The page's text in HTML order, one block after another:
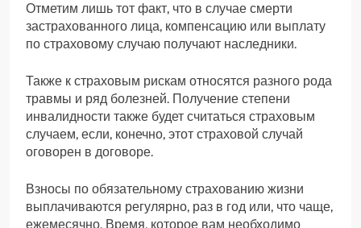
Отметим лишь тот факт, что в случае смерти
застрахованного лица, компенсацию или выплату
по страховому случаю получают наследники.
Также к страховым рискам относятся разного рода
травмы и ряд болезней. Получение степени
инвалидности также будет считаться страховым
случаем, если, конечно, этот страховой случай
оговорен в договоре.
Взносы по обязательному страхованию жизни
выплачиваются регулярно, раз в год или, что чаще,
ежемесячно. Время, которое вам необходимо